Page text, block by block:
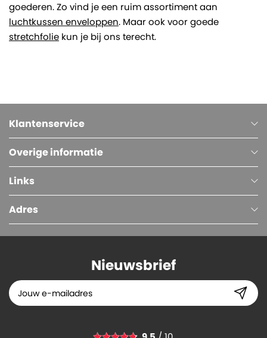
goederen. Zo vind je een ruim assortiment aan
luchtkussen enveloppen. Maar ook voor goede
stretchfolie kun je bij ons terecht.
Klantenservice
Overige informatie
Links
Adres
Nieuwsbrief